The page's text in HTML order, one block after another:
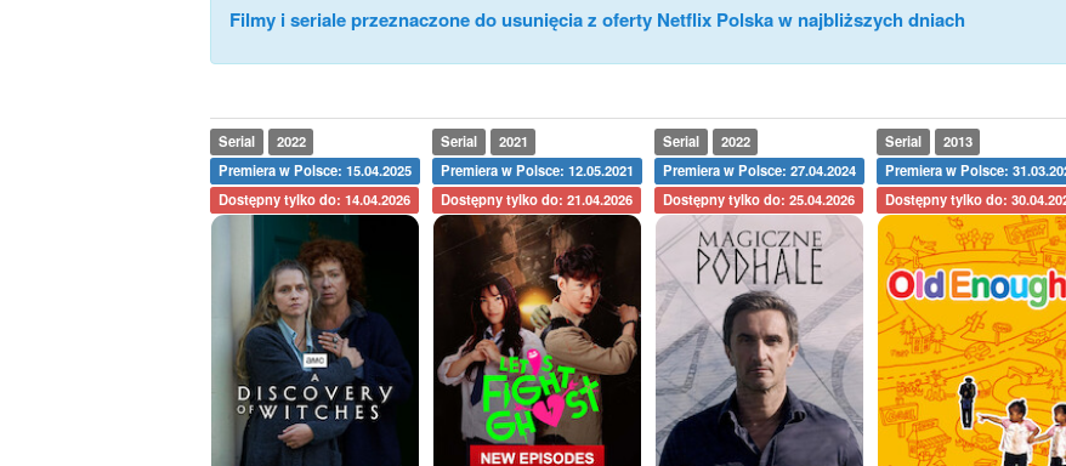
Filmy i seriale przeznaczone do usunięcia z oferty Netflix Polska w najbliższych dniach
Serial
2022
Premiera w Polsce: 15.04.2025
Dostępny tylko do: 14.04.2026
Serial
2021
Premiera w Polsce: 12.05.2021
Dostępny tylko do: 21.04.2026
Serial
2022
Premiera w Polsce: 27.04.2024
Dostępny tylko do: 25.04.2026
Serial
2013
Premiera w Polsce:
Dostępny tylko do: